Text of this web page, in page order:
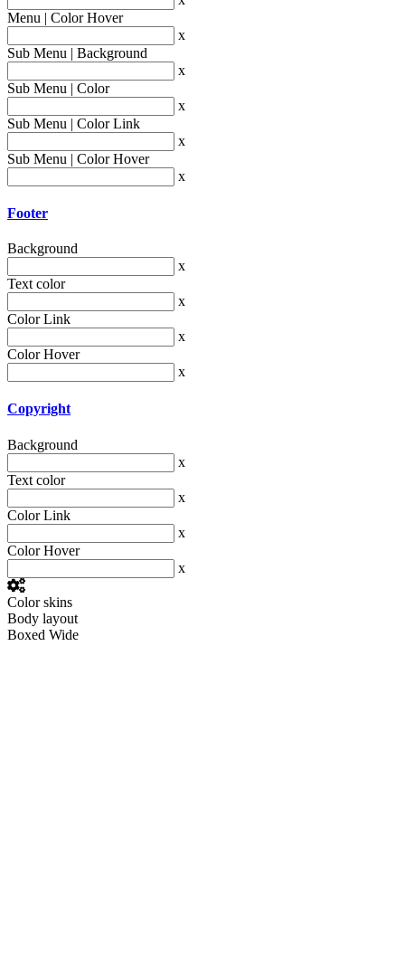
Menu | Color Hover
x
Sub Menu | Background
x
Sub Menu | Color
x
Sub Menu | Color Link
x
Sub Menu | Color Hover
x
Footer
Background
x
Text color
x
Color Link
x
Color Hover
x
Copyright
Background
x
Text color
x
Color Link
x
Color Hover
x
Color skins
Body layout
Boxed Wide